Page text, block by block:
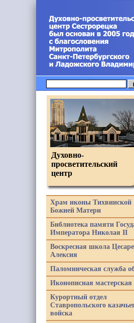
Духовно-
просветительский
центр
Храм иконы Тихвинской
Божией Матери
Библиотека памяти
Императора Николая II
Воскресная школа
Алексия
Паломническая служба
Иконописная мастерская
Курортный отдел
Ставропольского
войска